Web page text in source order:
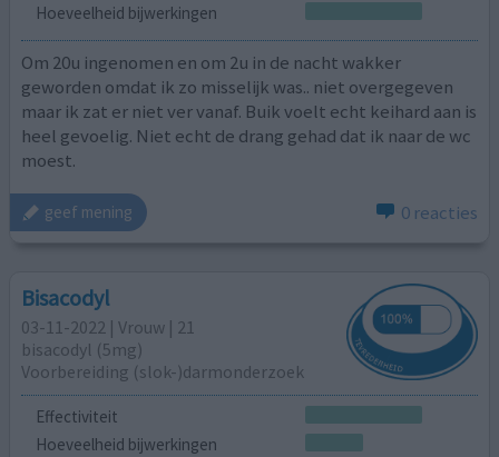
Hoeveelheid bijwerkingen
Om 20u ingenomen en om 2u in de nacht wakker
geworden omdat ik zo misselijk was.. niet overgegeven
maar ik zat er niet ver vanaf. Buik voelt echt keihard aan is
heel gevoelig. Niet echt de drang gehad dat ik naar de wc
moest.
geef mening 0 reacties
Bisacodyl
03-11-2022 | Vrouw | 21
bisacodyl (5mg)
Voorbereiding (slok-)darmonderzoek
Effectiviteit
Hoeveelheid bijwerkingen